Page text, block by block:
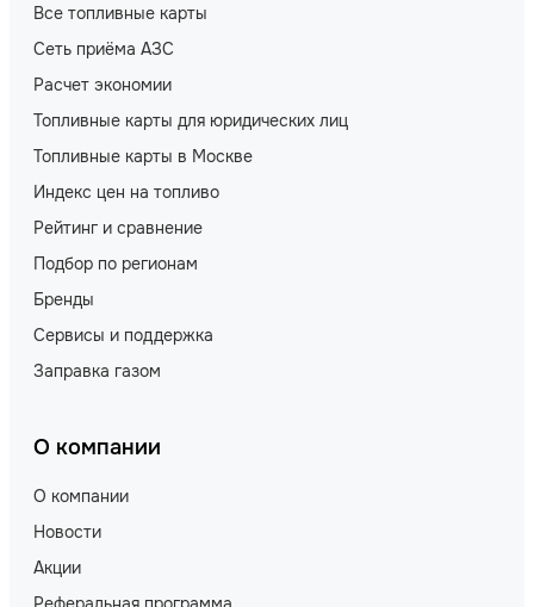
Все топливные карты
Сеть приёма АЗС
Расчет экономии
Топливные карты для юридических лиц
Топливные карты в Москве
Индекс цен на топливо
Рейтинг и сравнение
Подбор по регионам
Бренды
Сервисы и поддержка
Заправка газом
О компании
О компании
Новости
Акции